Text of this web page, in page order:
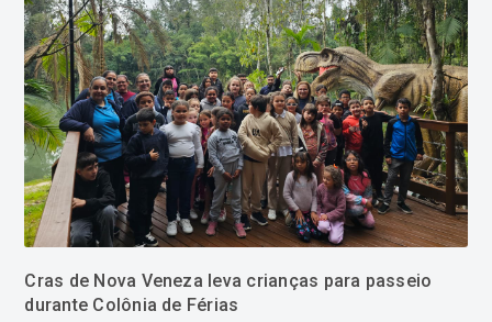
Cras de Nova Veneza leva crianças para passeio
durante Colônia de Férias